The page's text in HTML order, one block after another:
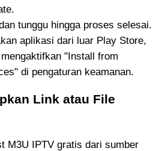
tunggu hingga proses selesai.
aplikasi dari luar Play Store,
"Install from
di pengaturan keamanan.
Link atau File
M3U IPTV gratis dari sumber